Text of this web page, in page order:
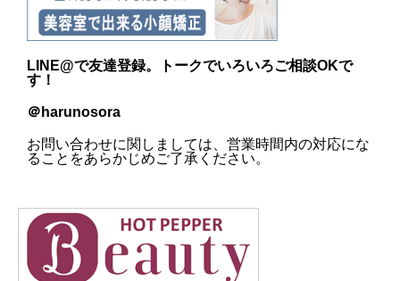
LINE@で友達登録。トークでいろいろご相談OKで
す！
＠harunosora
お問い合わせに関しましては、営業時間内の対応にな
ることをあらかじめご了承ください。